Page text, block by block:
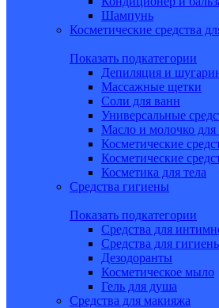
Шампунь
Косметические средства
Показать подкатегории
Депиляция и
Массажные щетки
Соли для ванн
Универсальные
Масло и молочко для
Косметические
Косметические
Косметика для тела
Средства гигиены
Показать подкатегории
Средства для
Средства для
Дезодоранты
Косметическое мыло
Гель для душа
Средства для макияжа